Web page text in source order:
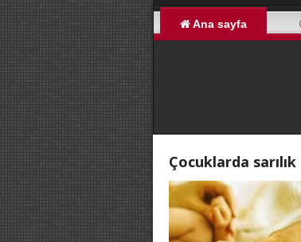
Ana sayfa
Çocuklarda sarılık